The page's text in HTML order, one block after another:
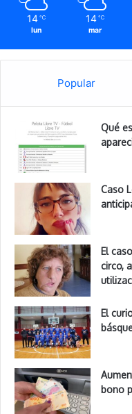
14 ℃
lun
14 ℃
mar
Popular
Qué
Caso
El
circo,
El
bono